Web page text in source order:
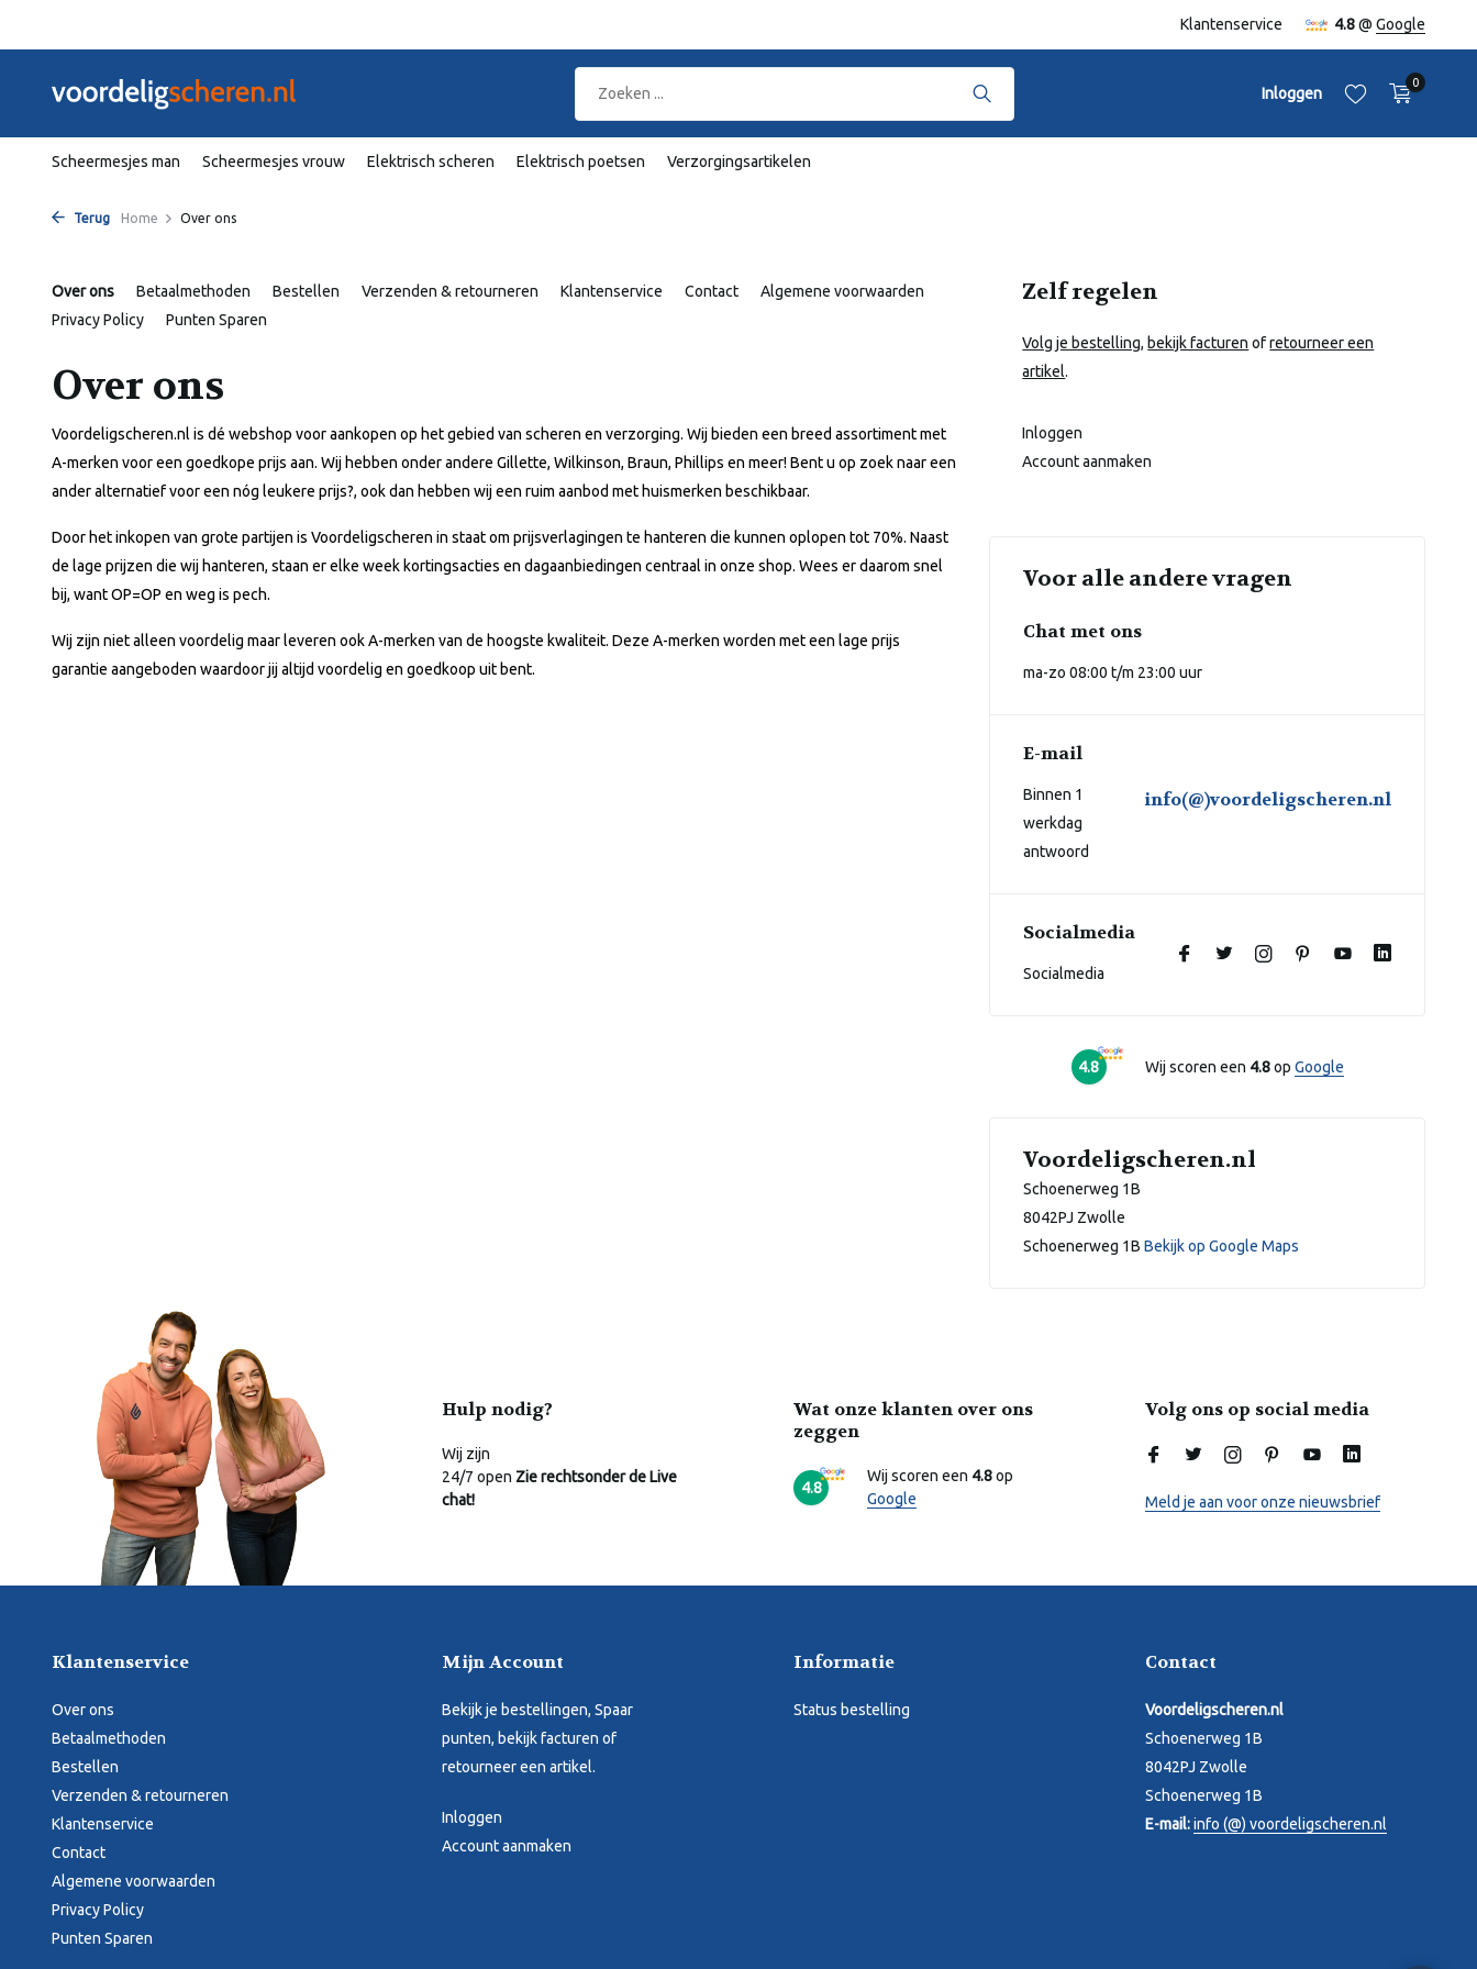
Klantenservice 4.8@ Google
Inloggen
0
Scheermesjes man Scheermesjes vrouw Elektrisch scheren Elektrisch poetsen Verzorgingsartikelen
Terug Home Over ons
Over ons Betaalmethoden Bestellen Verzenden & retourneren Klantenservice Contact
Algemene voorwaarden
Privacy Policy
Punten Sparen
Over ons
Voordeligscheren.nl is dé webshop voor aankopen op het gebied van scheren en verzorging. Wij bieden een breed assortiment met
A-merken voor een goedkope prijs aan. Wij hebben onder andere Gillette, Wilkinson, Braun, Phillips en meer! Bent u op zoek naar een
ander alternatief voor een nóg leukere prijs?, ook dan hebben wij een ruim aanbod met huismerken beschikbaar.
Door het inkopen van grote partijen is Voordeligscheren in staat om prijsverlagingen te hanteren die kunnen oplopen tot 70%. Naast
de lage prijzen die wij hanteren, staan er elke week kortingsacties en dagaanbiedingen centraal in onze shop. Wees er daarom snel
bij, want OP=OP en weg is pech.
Wij zijn niet alleen voordelig maar leveren ook A-merken van de hoogste kwaliteit. Deze A-merken worden met een lage prijs
garantie aangeboden waardoor jij altijd voordelig en goedkoop uit bent.
Zelf regelen
Volg je bestelling, bekijk facturen ofretourneer een
artikel.
Inloggen
Account aanmaken
Voor alle andere vragen
Chat met ons
ma-zo 08:00 t/m 23:00 uur
E-mail
Binnen 1
werkdag
antwoord
info(@)voordeligscheren.nl
Socialmedia
Socialmedia
4.8 Wij scoren een 4.8op Google
Voordeligscheren.nl
Schoenerweg 1B
8042PJ Zwolle
Schoenerweg 1BBekijk op Google Maps
Hulp nodig?
Wij zijn
24/7 open Zie rechtsonder de Live
chat!
Wat onze klanten over ons
zeggen
4.8
Wij scoren een 4.8op
Google
Volg ons op social media
Meld je aan voor onze nieuwsbrief
Klantenservice
Over ons
Betaalmethoden
Bestellen
Verzenden & retourneren
Klantenservice
Contact
Algemene voorwaarden
Privacy Policy
Punten Sparen
Mijn Account
Bekijk je bestellingen, Spaar
punten, bekijk facturen of
retourneer een artikel.
Inloggen
Account aanmaken
Informatie
Status bestelling
Contact
Voordeligscheren.nl
Schoenerweg 1B
8042PJ Zwolle
Schoenerweg 1B
E-mail:info (@) voordeligscheren.nl
Online